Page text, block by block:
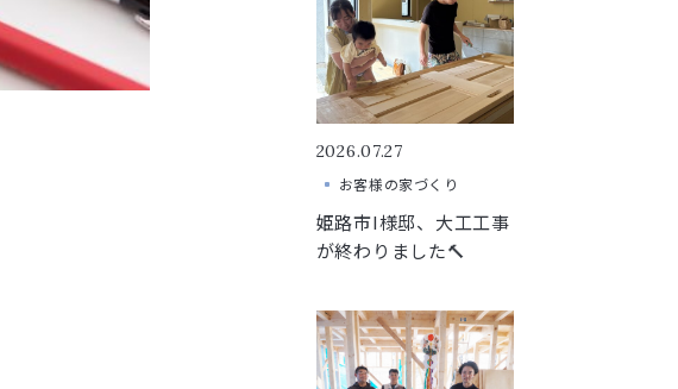
2026.07.27
お客様の家づくり
姫路市I様邸、大工工事
が終わりました🔨